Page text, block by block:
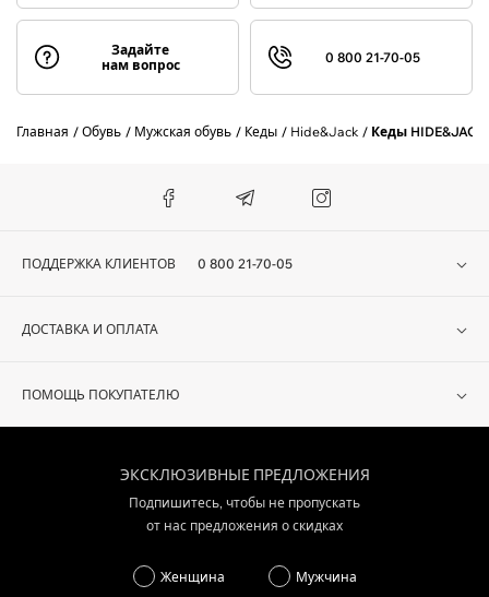
Задайте
нам вопрос
0 800 21-70-05
Главная Обувь Мужская обувь Кеды Hide&Jack Кеды HIDE&JACK
ПОДДЕРЖКА КЛИЕНТОВ 0 800 21-70-05
ДОСТАВКА И ОПЛАТА
ПОМОЩЬ ПОКУПАТЕЛЮ
ЭКСКЛЮЗИВНЫЕ ПРЕДЛОЖЕНИЯ
Подпишитесь, чтобы не пропускать
от нас предложения о скидках
Женщина Мужчина